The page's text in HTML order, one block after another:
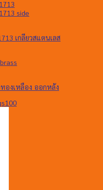
เกลียวสแตนเลส
ทองเหลือง ออกหลัง